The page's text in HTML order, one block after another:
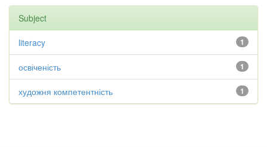
Subject
1
literacy
1
освіченість
1
художня компетентність